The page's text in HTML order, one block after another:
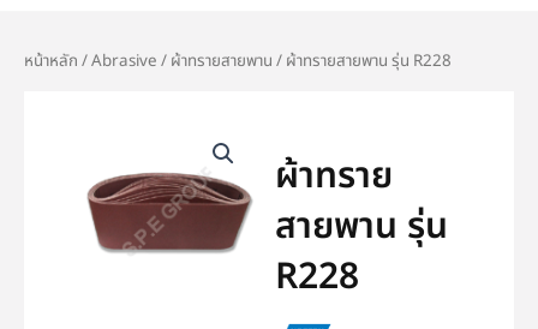
หน้าหลัก /Abrasive / ผ้าทรายสายพาน / ผ้าทรายสายพาน รุ่น R228
ผ้าทราย
สายพาน รุ่น
R228